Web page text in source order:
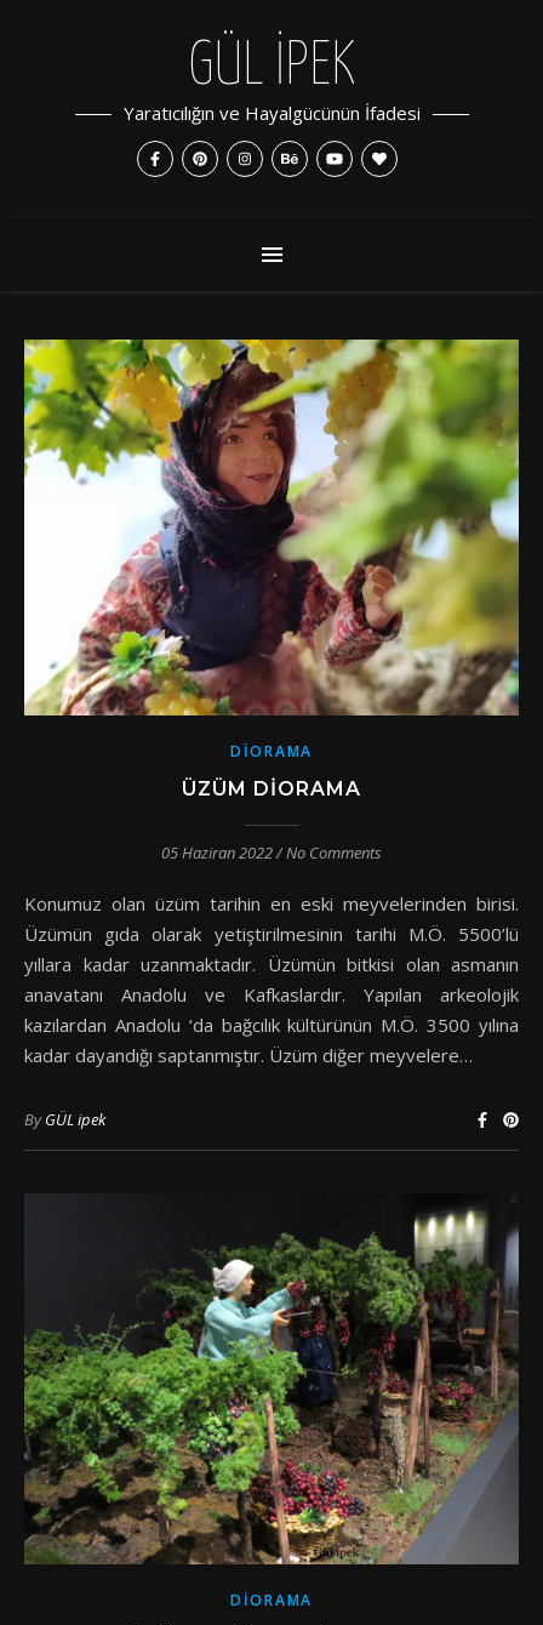
GÜL İPEK
Yaratıcılığın ve Hayalgücünün İfadesi
DIORAMA
ÜZÜM DIORAMA
05 Haziran 2022/No Comments
Konumuz olan üzüm tarihin en eski meyvelerinden birisi.
Üzümün gıda olarak yetiştirilmesinin tarihi M.Ö. 5500’lü
yıllara kadar uzanmaktadır. Üzümün bitkisi olan asmanın
anavatanı Anadolu ve Kafkaslardır. Yapılan arkeolojik
kazılardan Anadolu ‘da bağcılık kültürünün M.Ö. 3500 yılına
kadar dayandığı saptanmıştır. Üzüm diğer meyvelere…
ByGÜL ipek
DIORAMA